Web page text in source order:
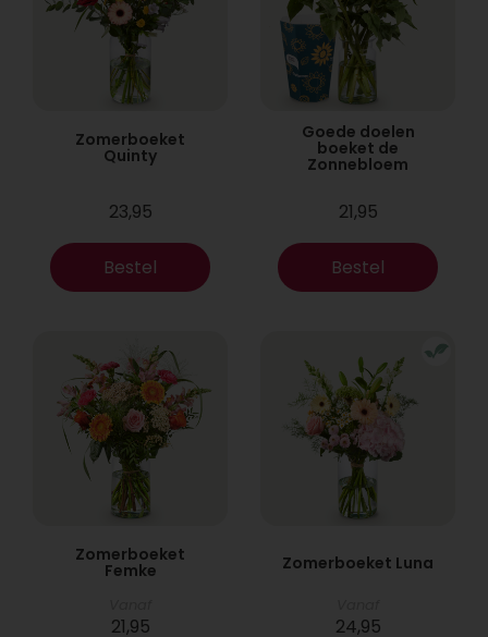
Zomerboeket
Quinty
23,95
Bestel
Goede doelen
boeket de
Zonnebloem
21,95
Bestel
Zomerboeket
Femke
21,95
Zomerboeket Luna
24,95